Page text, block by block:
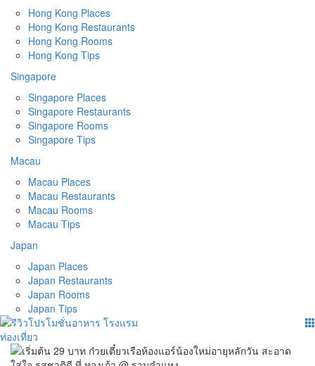
Hong Kong Places
Hong Kong Restaurants
Hong Kong Rooms
Hong Kong Tips
Singapore
Singapore Places
Singapore Restaurants
Singapore Rooms
Singapore Tips
Macau
Macau Places
Macau Restaurants
Macau Rooms
Macau Tips
Japan
Japan Places
Japan Restaurants
Japan Rooms
Japan Tips